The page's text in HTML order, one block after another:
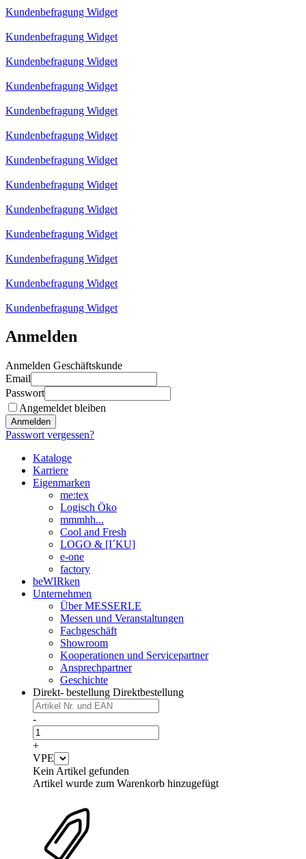
Kundenbefragung Widget
Kundenbefragung Widget
Kundenbefragung Widget
Kundenbefragung Widget
Kundenbefragung Widget
Kundenbefragung Widget
Kundenbefragung Widget
Kundenbefragung Widget
Kundenbefragung Widget
Kundenbefragung Widget
Kundenbefragung Widget
Kundenbefragung Widget
Kundenbefragung Widget
Anmelden
Anmelden Geschäftskunde
Email
Passwort
Angemeldet bleiben
Anmelden
Passwort vergessen?
Kataloge
Karriere
Eigenmarken
me:tex
Logisch Öko
mmmhh...
Cool and Fresh
LOGO & [I´KU]
e-one
factory
beWIRken
Unternehmen
Über MESSERLE
Messen und Veranstaltungen
Fachgeschäft
Showroom
Kooperationen und Servicepartner
Ansprechpartner
Geschichte
Direkt- bestellung Direktbestellung
-
+
VPE
Kein Artikel gefunden
Artikel wurde zum Warenkorb hinzugefügt